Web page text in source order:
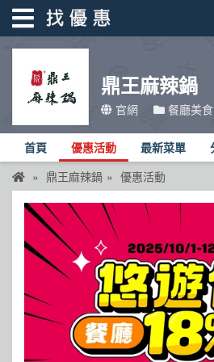
鼎王麻辣鍋
官網 餐廳美食
首頁 優惠活動 最新菜單
鼎王麻辣鍋 優惠活動
找優惠
優惠活動
折價卷
線上DM
找菜單
品牌總覽